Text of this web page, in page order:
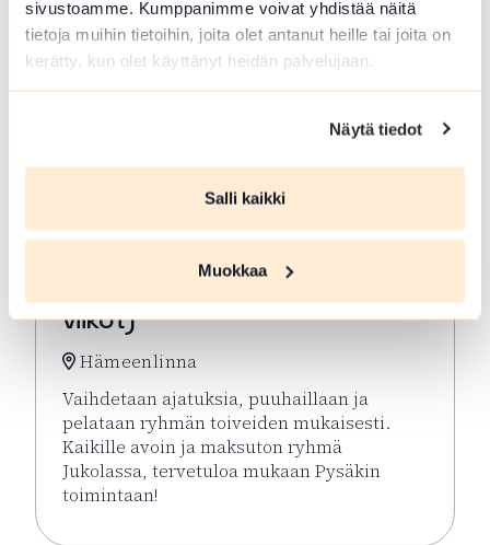
sivustoamme. Kumppanimme voivat yhdistää näitä
tietoja muihin tietoihin, joita olet antanut heille tai joita on
kerätty, kun olet käyttänyt heidän palvelujaan.
Näytä tiedot
Salli kaikki
Muokkaa
ELO 10 2026
Virkeyttä Viikkoon (parittomat
viikot)
Hämeenlinna
Vaihdetaan ajatuksia, puuhaillaan ja
pelataan ryhmän toiveiden mukaisesti.
Kaikille avoin ja maksuton ryhmä
Jukolassa, tervetuloa mukaan Pysäkin
toimintaan!
Lue lisää tapahtumasta Virkeyttä Viikkoon